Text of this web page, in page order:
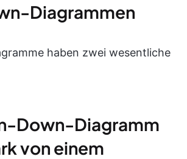
Diagrammen
haben zwei wesentliche
Down-Diagramm
von einem